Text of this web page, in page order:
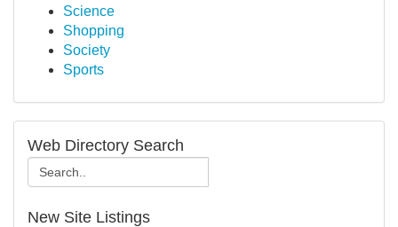
Science
Shopping
Society
Sports
Web Directory Search
New Site Listings